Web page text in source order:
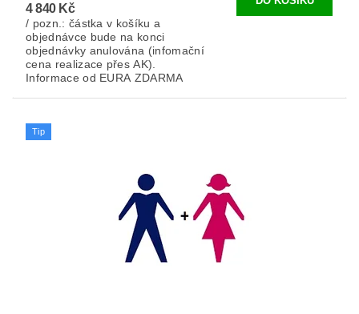
4 840 Kč
/ pozn.: částka v košíku a
objednávce bude na konci
objednávky anulována (infomační
cena realizace přes AK).
Informace od EURA ZDARMA
Tip